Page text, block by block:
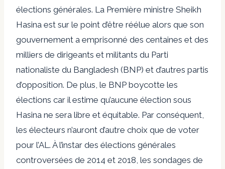
élections générales. La Première ministre Sheikh
Hasina est sur le point d’être réélue alors que son
gouvernement a emprisonné des centaines et des
milliers de dirigeants et militants du Parti
nationaliste du Bangladesh (BNP) et d’autres partis
d’opposition. De plus, le BNP boycotte les
élections car il estime qu’aucune élection sous
Hasina ne sera libre et équitable. Par conséquent,
les électeurs n’auront d’autre choix que de voter
pour l’AL. À l’instar des élections générales
controversées de 2014 et 2018, les sondages de